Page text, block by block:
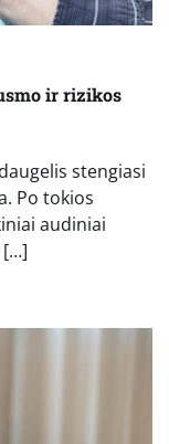
ir rizikos
stengiasi
Po tokios
audiniai
[…]